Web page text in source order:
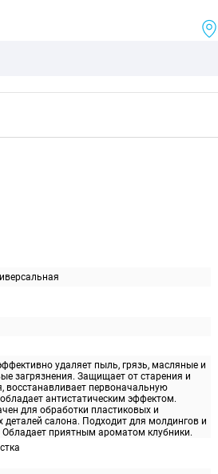
удаляет пыль, грязь, масляные и
загрязнения. Защищает от старения и
восстанавливает первоначальную
обладает антистатическим эффектом.
для обработки пластиковых и
деталей салона. Подходит для молдингов и
приятным ароматом клубники.